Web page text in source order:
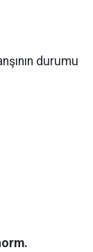
durumu